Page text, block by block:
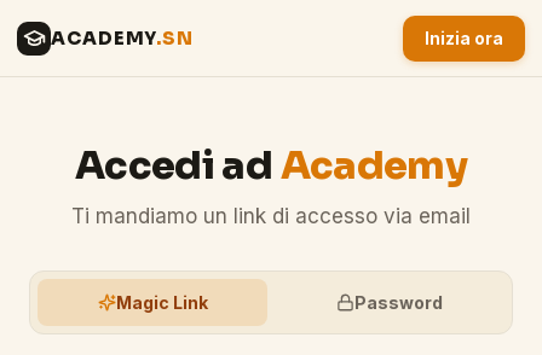
ACADEMY.SN Inizia ora
Accedi ad Academy
Ti mandiamo un link di accesso via email
Magic Link Password